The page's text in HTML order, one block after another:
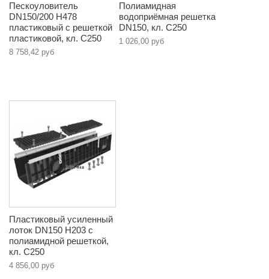
Пескоуловитель
DN150/200 H478
пластиковый с решеткой
пластиковой, кл. C250
8 758,42 руб
Полиамидная
водоприёмная решетка
DN150, кл. C250
1 026,00 руб
Пластиковый усиленный
лоток DN150 H203 с
полиамидной решеткой,
кл. C250
4 856,00 руб